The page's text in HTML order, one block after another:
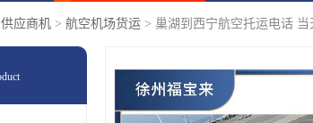
供应商机 > 航空机场货运 > 巢湖到西宁航空托运电话 当